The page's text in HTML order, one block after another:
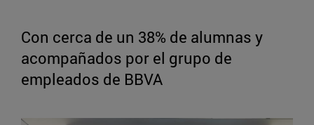
Con cerca de un 38% de alumnas y
acompañados por el grupo de
empleados de BBVA